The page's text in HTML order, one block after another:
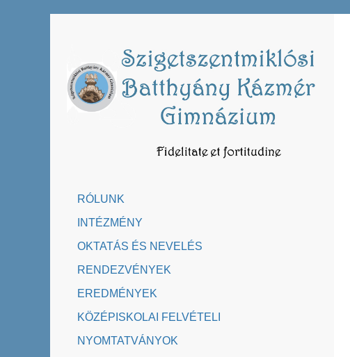
RÓLUNK
INTÉZMÉNY
OKTATÁS ÉS NEVELÉS
RENDEZVÉNYEK
EREDMÉNYEK
KÖZÉPISKOLAI FELVÉTELI
NYOMTATVÁNYOK